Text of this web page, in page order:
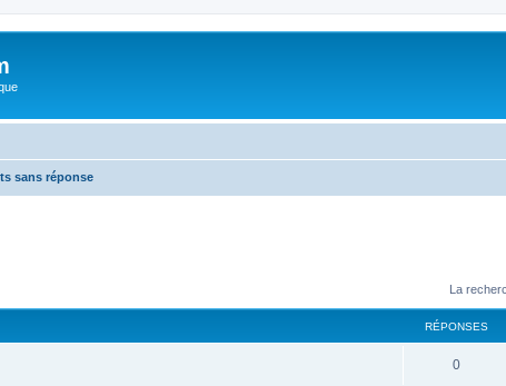
sans réponse
La
RÉPONSES
0